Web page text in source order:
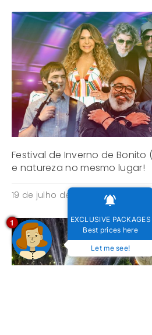
Festival de Inverno de Bonito
e natureza no mesmo lugar!
19 de julho de 2025
EXCLUSIVE PACKAGES
Best prices here
Let me see!
1